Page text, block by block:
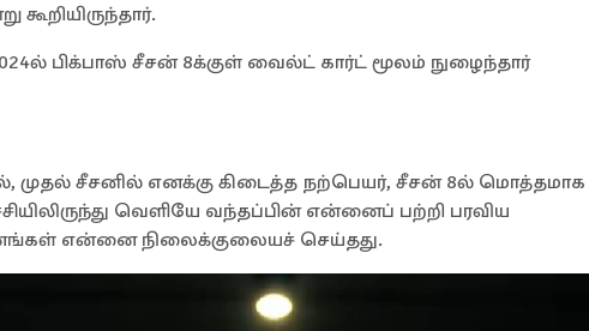
கூறியிருந்தார்.
பிக்பாஸ் சீசன் 8க்குள் வைல்ட் கார்ட் மூலம் நுழைந்தார்
முதல் சீசனில் எனக்கு கிடைத்த நற்பெயர், சீசன் 8ல் மொத்தமாக
வெளியே வந்தப்பின் என்னைப் பற்றி பரவிய
என்னை நிலைக்குலையச் செய்தது.